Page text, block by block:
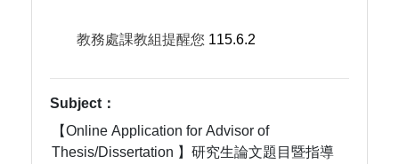
教務處課教組提醒您 115.6.2
Subject：